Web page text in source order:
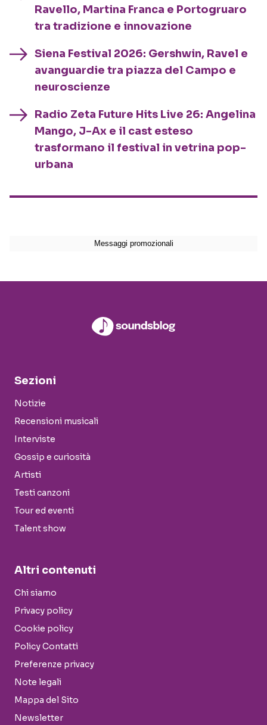
Ravello, Martina Franca e Portogruaro
tra tradizione e innovazione
Siena Festival 2026: Gershwin, Ravel e
avanguardie tra piazza del Campo e
neuroscienze
Radio Zeta Future Hits Live 26: Angelina
Mango, J-Ax e il cast esteso
trasformano il festival in vetrina pop-
urbana
Sezioni
Notizie
Recensioni musicali
Interviste
Gossip e curiosità
Artisti
Testi canzoni
Tour ed eventi
Talent show
Altri contenuti
Chi siamo
Privacy policy
Cookie policy
Policy Contatti
Preferenze privacy
Note legali
Mappa del Sito
Newsletter